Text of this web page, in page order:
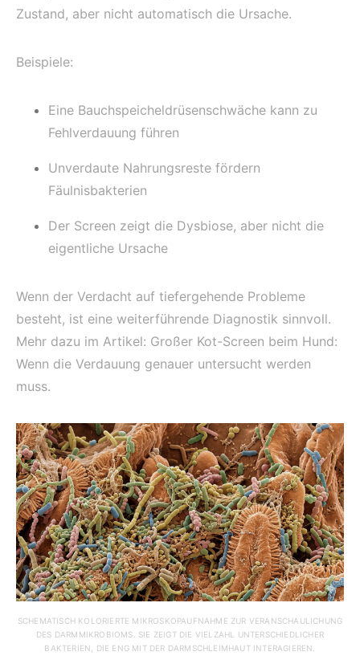
Zustand, aber nicht automatisch die Ursache.
Beispiele:
Eine Bauchspeicheldrüsenschwäche kann zu
Fehlverdauung führen
Unverdaute Nahrungsreste fördern
Fäulnisbakterien
Der Screen zeigt die Dysbiose, aber nicht die
eigentliche Ursache
Wenn der Verdacht auf tiefergehende Probleme
besteht, ist eine weiterführende Diagnostik sinnvoll.
Mehr dazu im Artikel: Großer Kot-Screen beim Hund:
Wenn die Verdauung genauer untersucht werden
muss.
SCHEMATISCH KOLORIERTE MIKROSKOPAUFNAHME ZUR VERANSCHAULICHUNG
DES DARMMIKROBIOMS. SIE ZEIGT DIE VIELZAHL UNTERSCHIEDLICHER
BAKTERIEN, DIE ENG MIT DER DARMSCHLEIMHAUT INTERAGIEREN.